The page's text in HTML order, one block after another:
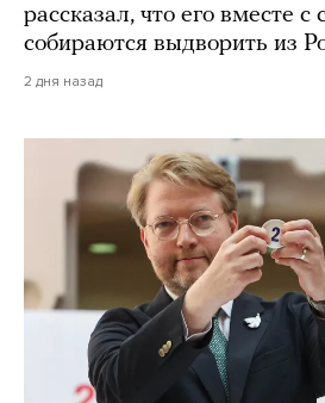
рассказал, что его вместе с
собираются выдворить из
2 дня назад